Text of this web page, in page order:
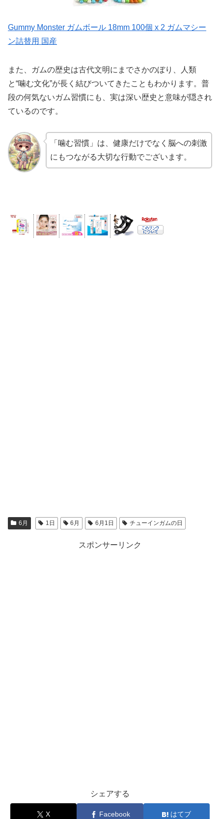
Gummy Monster ガムボール 18mm 100個 x 2 ガムマシー
ン詰替用 国産
また、ガムの歴史は古代文明にまでさかのぼり、人類
と“噛む文化”が長く結びついてきたこともわかります。普
段の何気ないガム習慣にも、実は深い歴史と意味が隠され
ているのです。
「噛む習慣」は、健康だけでなく脳への刺激
にもつながる大切な行動でございます。
6月 1日 6月 6月1日 チューインガムの日
スポンサーリンク
シェアする
X Facebook はてブ